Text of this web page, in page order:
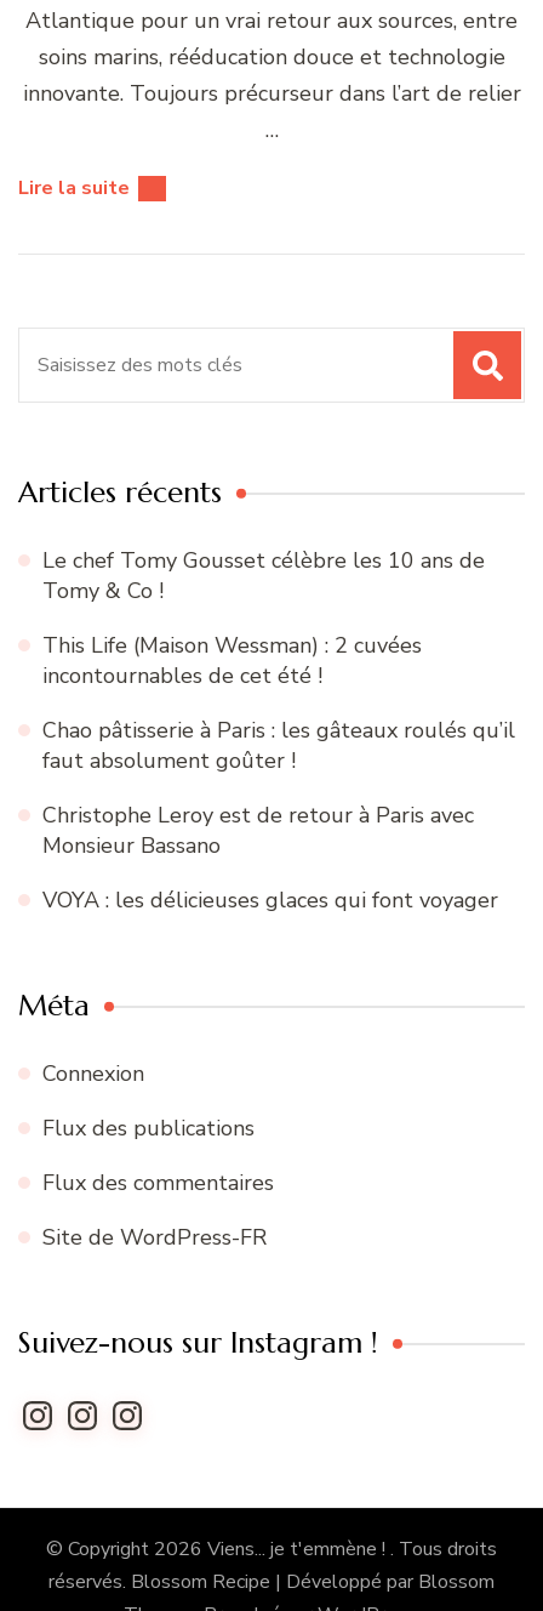
Atlantique pour un vrai retour aux sources, entre
soins marins, rééducation douce et technologie
innovante. Toujours précurseur dans l’art de relier
…
Lire la suite
Articles récents
Le chef Tomy Gousset célèbre les 10 ans de
Tomy & Co !
This Life (Maison Wessman) : 2 cuvées
incontournables de cet été !
Chao pâtisserie à Paris : les gâteaux roulés qu’il
faut absolument goûter !
Christophe Leroy est de retour à Paris avec
Monsieur Bassano
VOYA : les délicieuses glaces qui font voyager
Méta
Connexion
Flux des publications
Flux des commentaires
Site de WordPress-FR
Suivez-nous sur Instagram !
Instagram
InstagramInstagram
© Copyright 2026 Viens... je t'emmène ! . Tous droits
réservés. Blossom Recipe | Développé par Blossom